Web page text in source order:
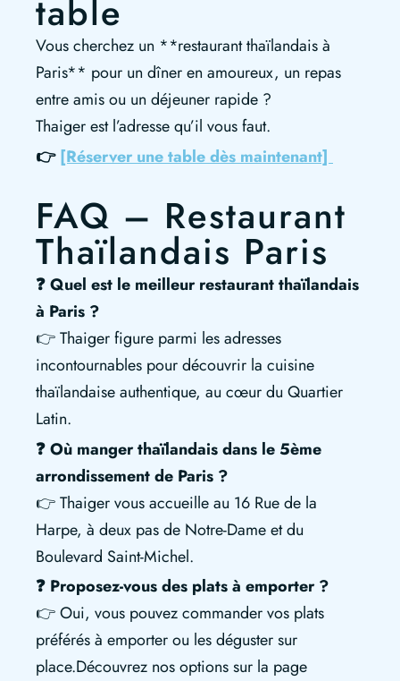
table
Vous cherchez un **restaurant thaïlandais à
Paris** pour un dîner en amoureux, un repas
entre amis ou un déjeuner rapide ?
Thaiger est l’adresse qu’il vous faut.
👉[Réserver une table dès maintenant]
FAQ – Restaurant
Thaïlandais Paris
❓ Quel est le meilleur restaurant thaïlandais
à Paris ?
👉 Thaiger figure parmi les adresses
incontournables pour découvrir la cuisine
thaïlandaise authentique, au cœur du Quartier
Latin.
❓ Où manger thaïlandais dans le 5ème
arrondissement de Paris ?
👉 Thaiger vous accueille au 16 Rue de la
Harpe, à deux pas de Notre-Dame et du
Boulevard Saint-Michel.
❓ Proposez-vous des plats à emporter ?
👉 Oui, vous pouvez commander vos plats
préférés à emporter ou les déguster sur
place.Découvrez nos options sur la page